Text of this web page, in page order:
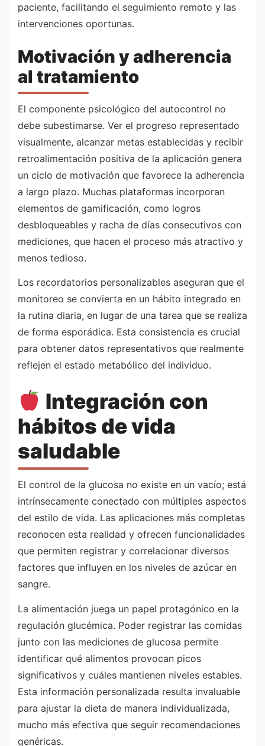
paciente, facilitando el seguimiento remoto y las
intervenciones oportunas.
Motivación y adherencia
al tratamiento
El componente psicológico del autocontrol no
debe subestimarse. Ver el progreso representado
visualmente, alcanzar metas establecidas y recibir
retroalimentación positiva de la aplicación genera
un ciclo de motivación que favorece la adherencia
a largo plazo. Muchas plataformas incorporan
elementos de gamificación, como logros
desbloqueables y racha de días consecutivos con
mediciones, que hacen el proceso más atractivo y
menos tedioso.
Los recordatorios personalizables aseguran que el
monitoreo se convierta en un hábito integrado en
la rutina diaria, en lugar de una tarea que se realiza
de forma esporádica. Esta consistencia es crucial
para obtener datos representativos que realmente
reflejen el estado metabólico del individuo.
Integración con
hábitos de vida
saludable
El control de la glucosa no existe en un vacío; está
intrínsecamente conectado con múltiples aspectos
del estilo de vida. Las aplicaciones más completas
reconocen esta realidad y ofrecen funcionalidades
que permiten registrar y correlacionar diversos
factores que influyen en los niveles de azúcar en
sangre.
La alimentación juega un papel protagónico en la
regulación glucémica. Poder registrar las comidas
junto con las mediciones de glucosa permite
identificar qué alimentos provocan picos
significativos y cuáles mantienen niveles estables.
Esta información personalizada resulta invaluable
para ajustar la dieta de manera individualizada,
mucho más efectiva que seguir recomendaciones
genéricas.